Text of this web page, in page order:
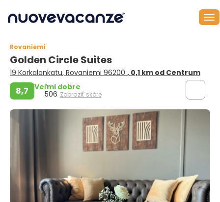
Rovaniemi
Golden Circle Suites
19 Korkalonkatu, Rovaniemi 96200 , 0,1 km od Centrum
8,7 Veľmi dobre
506 Zobraziť skóre